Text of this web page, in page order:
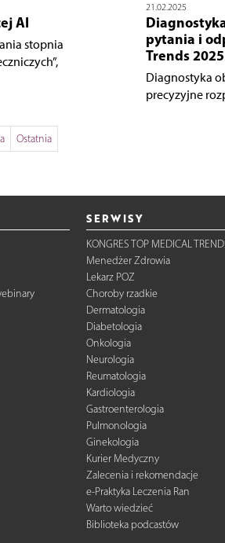
AI
stopnia
21.02.2025
pytania i
Trends 2025
Diagnostyka
precyzyjne
Ostatnia
SERWISY
KONGRES TOP MEDICAL
Menedżer Zdrowia
Lekarz POZ
Choroby rzadkie
Dermatologia
Diabetologia
Onkologia
Neurologia
Reumatologia
Kardiologia
Gastroenterologia
Pulmonologia
Ginekologia
Kurier Medyczny
Zalecenia i rekomendacje
e-Praktyka Leczenia Ran
Warto wiedzieć
Biblioteka podcastów